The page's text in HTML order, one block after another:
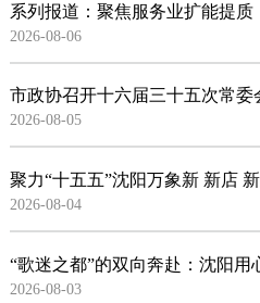
2026-08-06
2026-08-05
2026-08-04
2026-08-03